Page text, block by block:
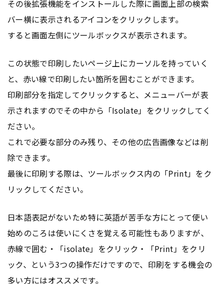
その後拡張機能をインストールした際に画面上部の検索
バー横に表示されるアイコンをクリックします。
すると画面左側にツールボックスが表示されます。
この状態で印刷したいページ上にカーソルを持っていく
と、赤い線で印刷したい箇所を囲むことができます。
印刷部分を指定してクリックすると、メニューバーが表
示されますのでその中から「Isolate」をクリックしてく
ださい。
これで必要な部分のみ残り、その他の広告画像などは削
除できます。
最後に印刷する際は、ツールボックス内の「Print」をク
リックしてください。
日本語表記がないため特に英語が苦手な方にとって使い
始めのころは使いにくさを覚える可能性もありますが、
赤線で囲む・「isolate」をクリック・「Print」をクリ
ック、という3つの操作だけですので、印刷をする機会の
多い方にはオススメです。